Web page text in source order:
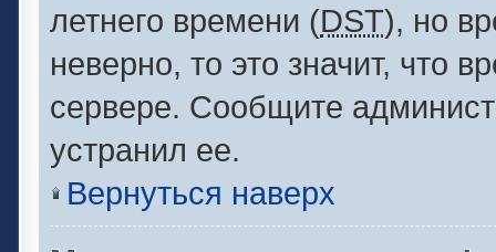
летнего времени (DST), но
неверно, то это значит, что
сервере. Сообщите
устранил ее.
Вернуться наверх